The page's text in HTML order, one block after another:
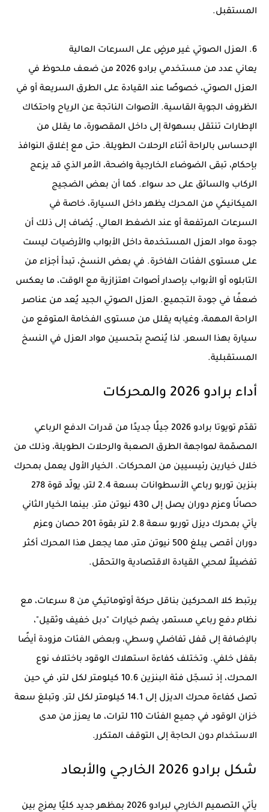
المستقبل.
6. العزل الصوتي غير مرضٍ على السرعات العالية
يعاني عدد من مستخدمي برادو 2026 من ضعف ملحوظ في
العزل الصوتي، خصوصًا عند القيادة على الطرق السريعة أو في
الظروف الجوية القاسية. الأصوات الناتجة عن الرياح واحتكاك
الإطارات تنتقل بسهولة إلى داخل المقصورة، ما يقلل من
الإحساس بالراحة أثناء الرحلات الطويلة. حتى مع إغلاق النوافذ
بإحكام، تبقى الضوضاء الخارجية واضحة، الأمر الذي قد يزعج
الركاب والسائق على حد سواء. كما أن بعض الضجيج
الميكانيكي من المحرك يظهر داخل السيارة، خاصة في
السرعات المرتفعة أو عند الضغط العالي. يُضاف إلى ذلك أن
جودة مواد العزل المستخدمة داخل الأبواب والأرضيات ليست
على مستوى الفئات الفاخرة. في بعض النسخ، تبدأ أجزاء من
التابلوه أو الأبواب بإصدار أصوات اهتزازية مع الوقت، ما يعكس
ضعفًا في جودة التجميع. العزل الصوتي الجيد يُعد من عناصر
الراحة المهمة، وغيابه يقلل من مستوى الفخامة المتوقع من
سيارة بهذا السعر. لذا يُنصح بتحسين مواد العزل في النسخ
المستقبلية.
أداء برادو 2026 والمحركات
تقدّم تويوتا برادو 2026 جيلًا جديدًا من قدرات الدفع الرباعي
المصمّمة لمواجهة الطرق الصعبة والرحلات الطويلة، وذلك من
خلال خيارين رئيسيين من المحركات. الخيار الأول يعمل بمحرك
بنزين توربو رباعي الأسطوانات بسعة 2.4 لتر، يولّد قوة 278
حصانًا وعزم دوران يصل إلى 430 نيوتن متر. بينما الخيار الثاني
يأتي بمحرك ديزل توربو سعة 2.8 لتر بقوة 201 حصان وعزم
دوران أقصى يبلغ 500 نيوتن متر، مما يجعل هذا المحرك أكثر
تفضيلاً لمحبي القيادة الاقتصادية والتحمّل.
يرتبط كلا المحركين بناقل حركة أوتوماتيكي من 8 سرعات، مع
نظام دفع رباعي مستمر، يضم خيارات "دبل خفيف وثقيل"،
بالإضافة إلى قفل تفاضلي وسطي، وبعض الفئات مزودة أيضًا
بقفل خلفي. وتختلف كفاءة استهلاك الوقود باختلاف نوع
المحرك، إذ تسجّل فئة البنزين 10.6 كيلومتر لكل لتر، في حين
تصل كفاءة محرك الديزل إلى 14.1 كيلومتر لكل لتر. وتبلغ سعة
خزان الوقود في جميع الفئات 110 لترات، ما يعزز من مدى
الاستخدام دون الحاجة إلى التوقف المتكرر.
شكل برادو 2026 الخارجي والأبعاد
يأتي التصميم الخارجي لبرادو 2026 بمظهر جديد كليًا يمزج بين